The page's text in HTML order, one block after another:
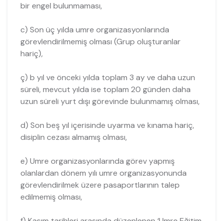
bir engel bulunmaması,
c) Son üç yılda umre organizasyonlarında
görevlendirilmemiş olması (Grup oluşturanlar
hariç),
ç) b yıl ve önceki yılda toplam 3 ay ve daha uzun
süreli, mevcut yılda ise toplam 20 günden daha
uzun süreli yurt dışı görevinde bulunmamış olması,
d) Son beş yıl içerisinde uyarma ve kınama hariç,
disiplin cezası almamış olması,
e) Umre organizasyonlarında görev yapmış
olanlardan dönem yılı umre organizasyonunda
görevlendirilmek üzere pasaportlarının talep
edilmemiş olması,